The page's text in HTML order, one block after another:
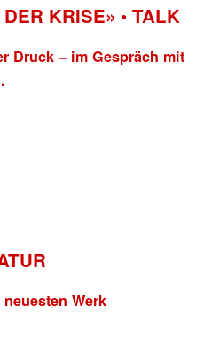
KRISE» • TALK
Druck – im Gespräch mit
Werk